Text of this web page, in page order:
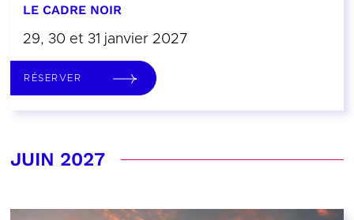
LE CADRE NOIR
29, 30 et 31 janvier 2027
RÉSERVER
JUIN 2027